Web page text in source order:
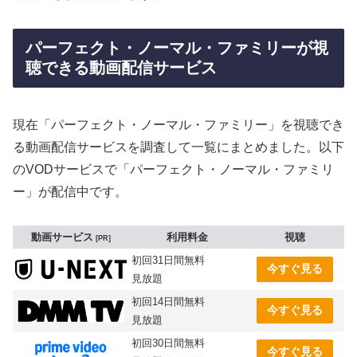
パーフェクト・ノーマル・ファミリーが視
聴できる動画配信サービス
現在「パーフェクト・ノーマル・ファミリー」を視聴でき
る動画配信サービスを調査して一覧にまとめました。以下
のVODサービスで「パーフェクト・ノーマル・ファミリ
ー」が配信中です。
動画サービス PR 利用料金
視聴
初回31日間無料
見放題
今すぐ見る
初回14日間無料
見放題
今すぐ見る
初回30日間無料
今すぐ見る